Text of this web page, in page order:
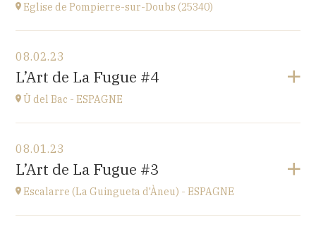
Go to site
Eglise de Pompierre-sur-Doubs (25340)
Eglise de Pompierre-sur-Doubs (25340)
3 chemin de l'église
at17H
08.02.23
L’Art de La Fugue #4
Ü del Bac - ESPAGNE
Ü del Bac - ESPAGNE
Vall del Bac
at21H00
08.01.23
L’Art de La Fugue #3
Escalarre (La Guingueta d'Àneu) - ESPAGNE